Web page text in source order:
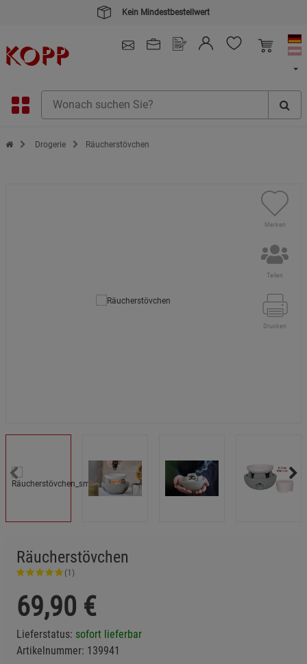
Kein Mindestbestellwert
Zur Startseite des Kopp Verlag Online-Shop
Drogerie Räucherstövchen
Merken
Teilen
Drucken
Räucherstövchen
(1)
69,90 €
Lieferstatus: sofort lieferbar
Artikelnummer: 139941